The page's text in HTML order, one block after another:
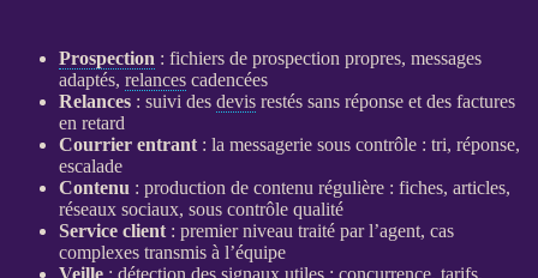
Prospection : fichiers de prospection propres, messages
adaptés, relancescadencées
Relances: suivi des devisrestés sans réponse et des factures
en retard
Courrier entrant: la messagerie sous contrôle : tri, réponse,
escalade
Contenu : production de contenu régulière : fiches, articles,
réseaux sociaux, sous contrôle qualité
Service client: premier niveau traité par l’agent, cas
complexes transmis à l’équipe
Veille: détection des signaux utiles : concurrence, tarifs,